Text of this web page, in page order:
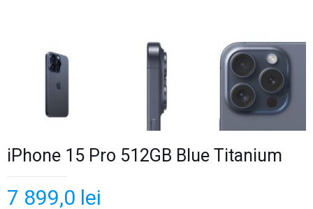
iPhone 15 Pro 512GB Blue Titanium
7 899,0 lei